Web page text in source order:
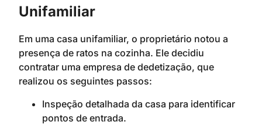
Unifamiliar
Em uma casa unifamiliar, o proprietário notou a
presença de ratos na cozinha. Ele decidiu
contratar uma empresa de dedetização, que
realizou os seguintes passos:
Inspeção detalhada da casa para identificar
pontos de entrada.